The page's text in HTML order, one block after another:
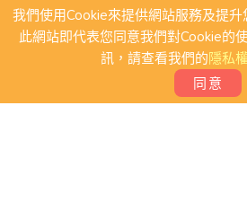
我們使用Cookie來提供網站服務及提
此網站即代表您同意我們對Cookie的
訊，請查看我們的隱私
同意